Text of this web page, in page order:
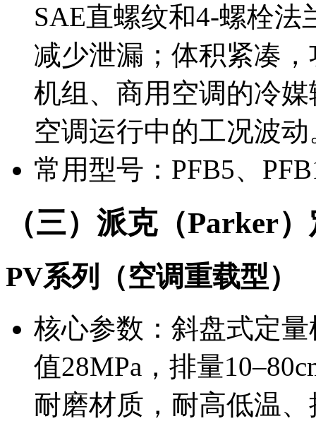
SAE直螺纹和4-螺栓
减少泄漏；体积紧凑
机组、商用空调的冷
空调运行中的工况波动
常用型号：PFB5、
（三）派克（Parker
PV系列（空调重载型）
核心参数：斜盘式定
值28MPa，排量
耐磨材质，耐高低温